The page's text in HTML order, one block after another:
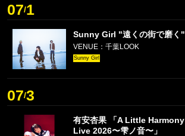
07/1
Sunny Girl "遠くの街で磨く"
VENUE：千葉LOOK
Sunny Girl
07/3
有安杏果 「A Little Harmony
Live 2026〜雫ノ音〜」